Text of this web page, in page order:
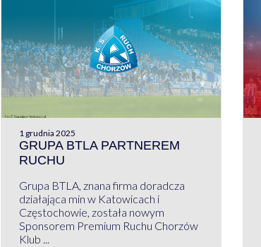
1 grudnia 2025
GRUPA BTLA PARTNEREM
RUCHU
Grupa BTLA, znana firma doradcza
działająca min w Katowicach i
Częstochowie, została nowym
Sponsorem Premium Ruchu Chorzów
Klub ...